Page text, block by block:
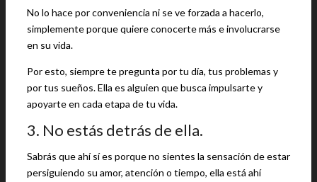
No lo hace por conveniencia ni se ve forzada a hacerlo,
simplemente porque quiere conocerte más e involucrarse
en su vida.
Por esto, siempre te pregunta por tu día, tus problemas y
por tus sueños. Ella es alguien que busca impulsarte y
apoyarte en cada etapa de tu vida.
3. No estás detrás de ella.
Sabrás que ahí sí es porque no sientes la sensación de estar
persiguiendo su amor, atención o tiempo, ella está ahí